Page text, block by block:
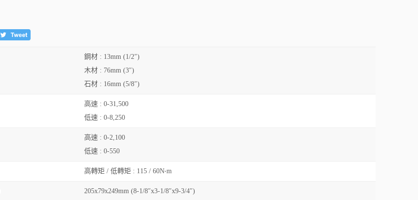
鋼材 : 13mm (1/2″)
木材 : 76mm (3″)
石材 : 16mm (5/8″)
高速 : 0-31,500
低速 : 0-8,250
高速 : 0-2,100
低速 : 0-550
高轉矩 / 低轉矩 : 115 / 60N‧m
205x79x249mm (8-1/8″x3-1/8″x9-3/4″)